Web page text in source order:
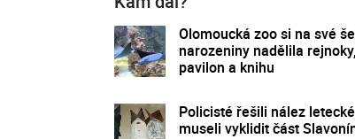
Olomoucká zoo si na své
narozeniny nadělila
pavilon a knihu
Policisté řešili nález
museli vyklidit část